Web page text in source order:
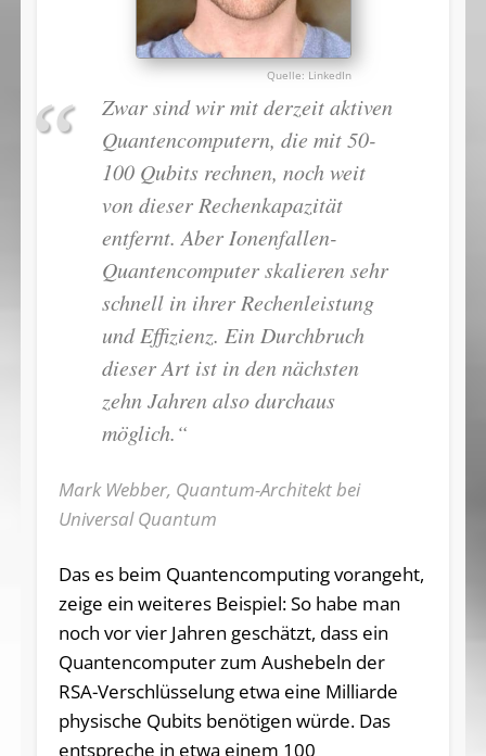
LinkedIn
Zwar sind wir mit derzeit aktiven
Quantencomputern, die mit 50-
100 Qubits rechnen, noch weit
von dieser Rechenkapazität
entfernt. Aber Ionenfallen-
Quantencomputer skalieren sehr
schnell in ihrer Rechenleistung
und Effizienz. Ein Durchbruch
dieser Art ist in den nächsten
zehn Jahren also durchaus
möglich.“
Mark Webber, Quantum-Architekt bei
Universal Quantum
Das es beim Quantencomputing vorangeht,
zeige ein weiteres Beispiel: So habe man
noch vor vier Jahren geschätzt, dass ein
Quantencomputer zum Aushebeln der
RSA-Verschlüsselung etwa eine Milliarde
physische Qubits benötigen würde. Das
entspreche in etwa einem 100